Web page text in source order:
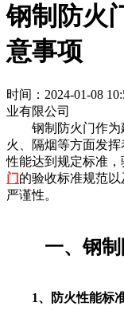
钢制防火
意事项
时间：2024-01-08
业有限公司
钢制防火门作为
火、隔烟等方面发
性能达到规定标准
门 的验收标准规范
严谨性。
一、钢制
1、防火性能标